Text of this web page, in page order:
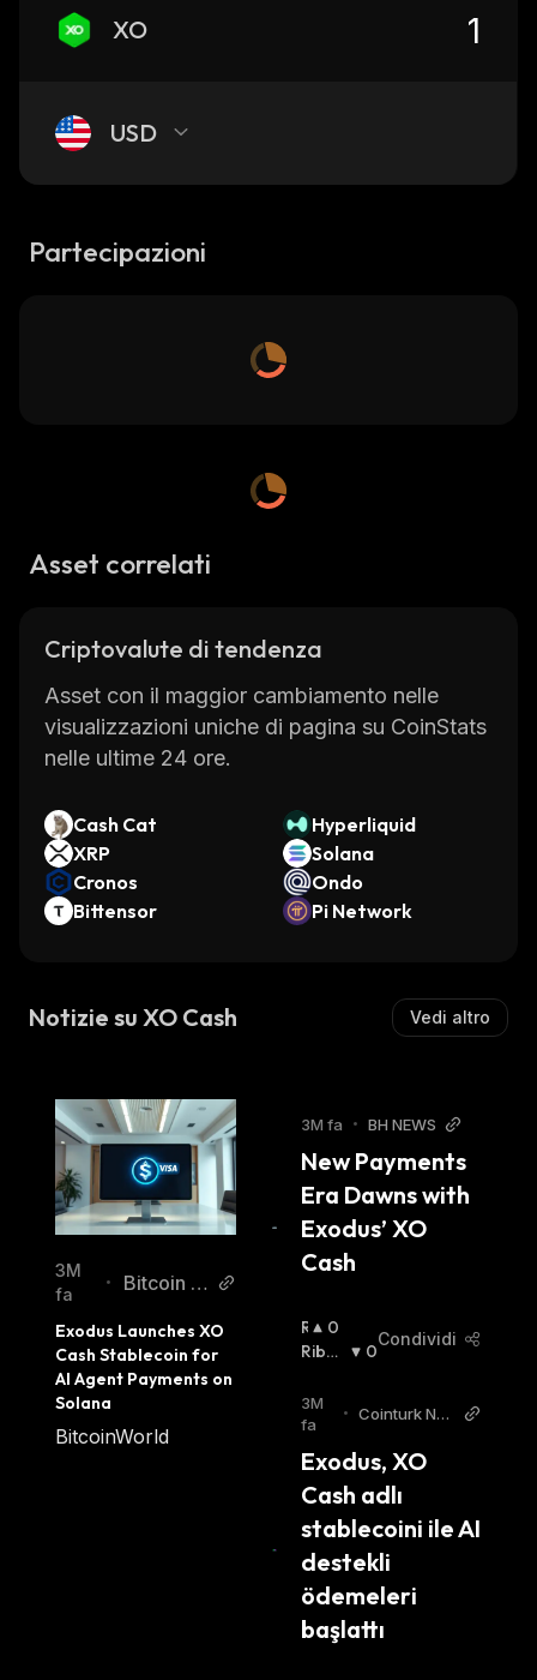
XO
USD
Partecipazioni
Asset correlati
Criptovalute di tendenza
Asset con il maggior cambiamento nelle
visualizzazioni uniche di pagina su CoinStats
nelle ultime 24 ore.
Cash Cat
Hyperliquid
XRP
Solana
Cronos
Ondo
Bittensor
Pi Network
Notizie su XO Cash Vedi altro
3M
fa
•
Bitcoin W
Exodus Launches XO
Cash Stablecoin for
AI Agent Payments on
Solana
BitcoinWorld
3M fa • BH NEWS
New Payments
Era Dawns with
Exodus’ XO
Cash
R
I
L
Z
S
T
:
0
Ribas
0
Condividi
3M
fa
•
Cointurk Ne
Exodus, XO
Cash adlı
stablecoini ile AI
destekli
ödemeleri
başlattı